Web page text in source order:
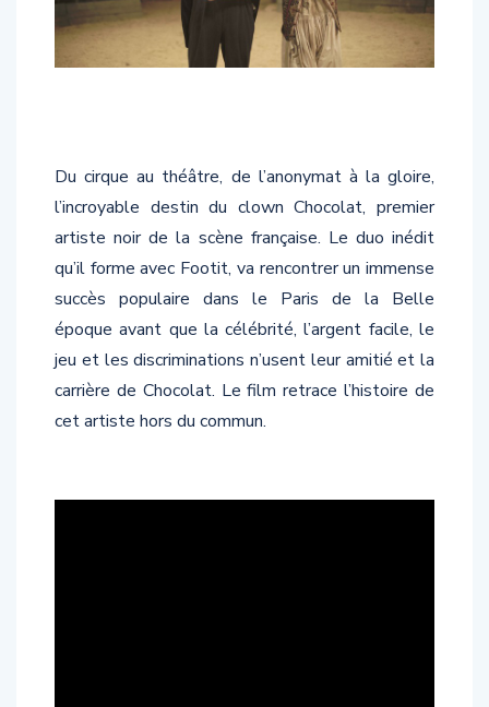
Du cirque au théâtre, de l’anonymat à la gloire,
l’incroyable destin du clown Chocolat, premier
artiste noir de la scène française. Le duo inédit
qu’il forme avec Footit, va rencontrer un immense
succès populaire dans le Paris de la Belle
époque avant que la célébrité, l’argent facile, le
jeu et les discriminations n’usent leur amitié et la
carrière de Chocolat. Le film retrace l’histoire de
cet artiste hors du commun.